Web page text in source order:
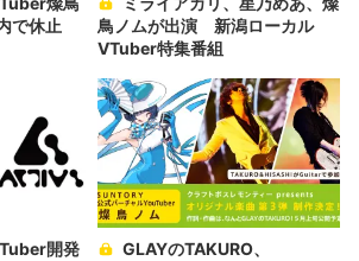
で休止
鳥ノムが出演 新潟ローカル
VTuber特集番組